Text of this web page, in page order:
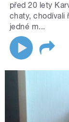
před 20 lety
chaty, chodívali
jedné m...